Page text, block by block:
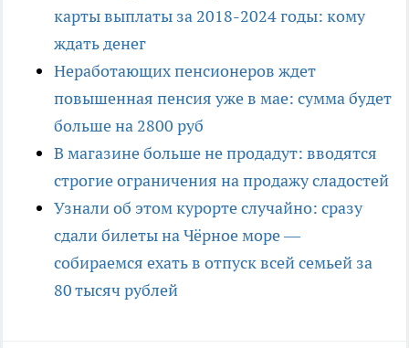
карты выплаты за 2018-2024 годы: кому
ждать денег
Неработающих пенсионеров ждет
повышенная пенсия уже в мае: сумма будет
больше на 2800 руб
В магазине больше не продадут: вводятся
строгие ограничения на продажу сладостей
Узнали об этом курорте случайно: сразу
сдали билеты на Чёрное море —
собираемся ехать в отпуск всей семьей за
80 тысяч рублей